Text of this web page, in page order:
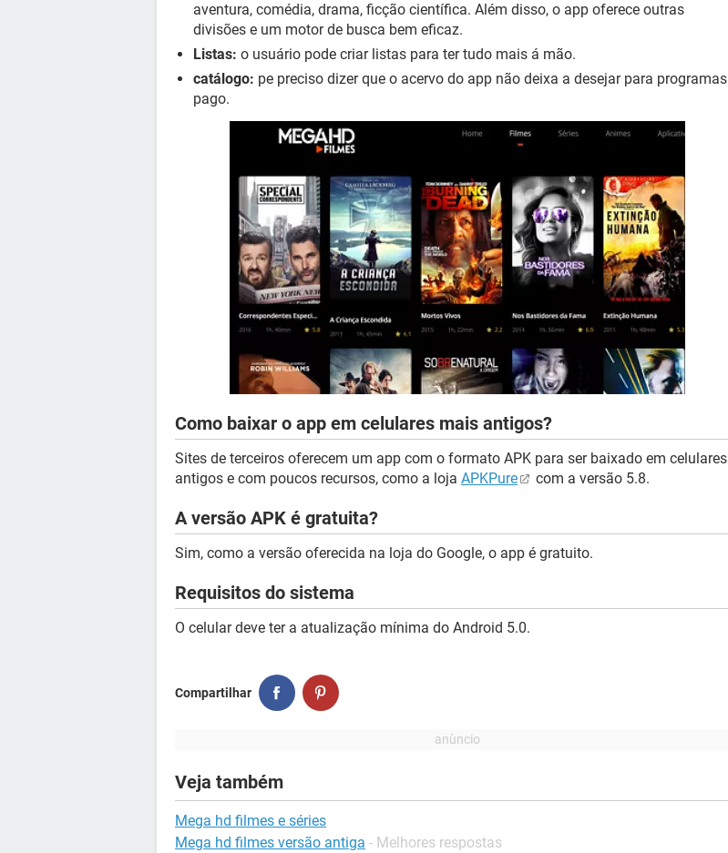
aventura, comédia, drama, ficção científica. Além disso, o app oferece outras
divisões e um motor de busca bem eficaz.
Listas: o usuário pode criar listas para ter tudo mais á mão.
catálogo: pe preciso dizer que o acervo do app não deixa a desejar para programas
pago.
Como baixar o app em celulares mais antigos?
Sites de terceiros oferecem um app com o formato APK para ser baixado em celulares
antigos e com poucos recursos, como a loja APKPure com a versão 5.8.
A versão APK é gratuita?
Sim, como a versão oferecida na loja do Google, o app é gratuito.
Requisitos do sistema
O celular deve ter a atualização mínima do Android 5.0.
Compartilhar
Veja também
Mega hd filmes e séries
Mega hd filmes versão antiga - Melhores respostas